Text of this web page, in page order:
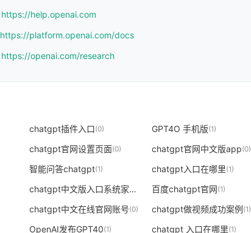
https://help.openai.com
https://platform.openai.com/docs
https://openai.com/research
chatgpt插件入口(0) GPT4O 手机版(1)
chatgpt官网设置页面(0) chatgpt官网中文版app(0)
智能问答chatgpt(1) chatgpt入口在哪里(1)
chatgpt中文版入口系统家园 百度chatgpt官网(1)
chatgpt中文在线官网账号(0) chatgpt做视频成功案例(1)
OpenAI发布GPT40(1) chatgpt 入口在哪里(1)